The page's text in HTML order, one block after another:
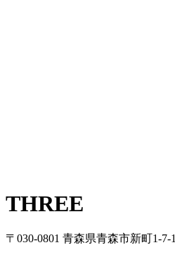
THREE
〒030-0801 青森県青森市新町1-7-1